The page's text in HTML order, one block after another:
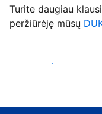
Turite daugiau
peržiūrėję mūsų
Priimti svečius